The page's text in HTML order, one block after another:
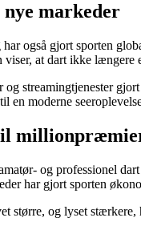
markeder
har også gjort sporten
at dart ikke
og streamingtjenester
en moderne
og professionel
har gjort sporten
større, og lyset